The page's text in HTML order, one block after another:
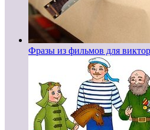
Фразы из фильмов для